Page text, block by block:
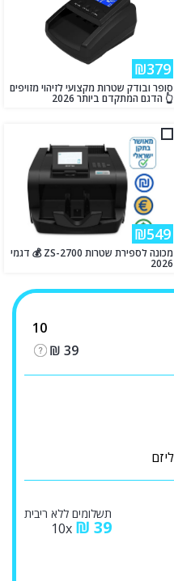
₪379
סופר ובודק שטרות מקצועי לזיהוי מזויפים
👆 הדגם המתקדם ביותר 2026
₪549
מכונה לספירת שטרות ZS-2700 💰 דגמי
2026
10
₪ 39
תשלומים ללא ריבית
₪ 39